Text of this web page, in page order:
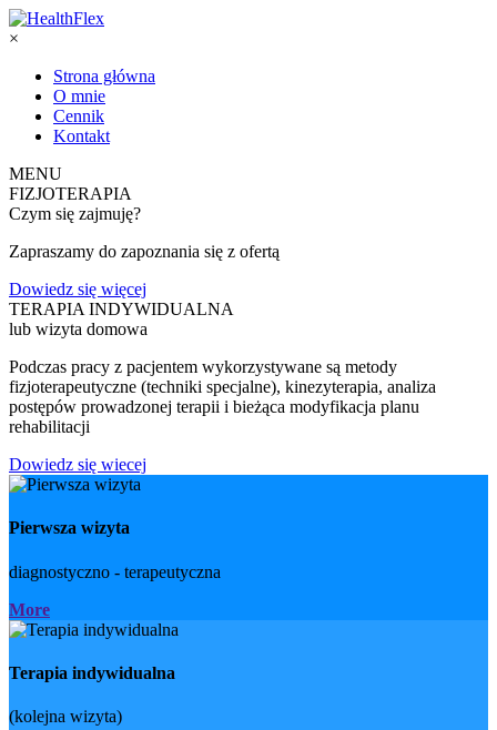
×
Strona główna
O mnie
Cennik
Kontakt
MENU
FIZJOTERAPIA
Czym się zajmuję?
Zapraszamy do zapoznania się z ofertą
Dowiedz się więcej
TERAPIA INDYWIDUALNA
lub wizyta domowa
Podczas pracy z pacjentem wykorzystywane są metody
fizjoterapeutyczne (techniki specjalne), kinezyterapia, analiza
postępów prowadzonej terapii i bieżąca modyfikacja planu
rehabilitacji
Dowiedz się wiecej
Pierwsza wizyta
diagnostyczno - terapeutyczna
More
Terapia indywidualna
(kolejna wizyta)